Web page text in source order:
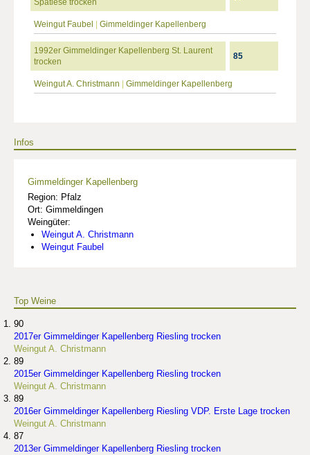
Spätlese trocken
Weingut Faubel Gimmeldinger Kapellenberg
1992er Gimmeldinger Kapellenberg St. Laurent
trocken
85
Weingut A. Christmann Gimmeldinger Kapellenberg
Infos
Gimmeldinger Kapellenberg
Region: Pfalz
Ort: Gimmeldingen
Weingüter:
Weingut A. Christmann
Weingut Faubel
Top Weine
90
2017er Gimmeldinger Kapellenberg Riesling trocken
Weingut A. Christmann
89
2015er Gimmeldinger Kapellenberg Riesling trocken
Weingut A. Christmann
89
2016er Gimmeldinger Kapellenberg Riesling VDP. Erste Lage trocken
Weingut A. Christmann
87
2013er Gimmeldinger Kapellenberg Riesling trocken